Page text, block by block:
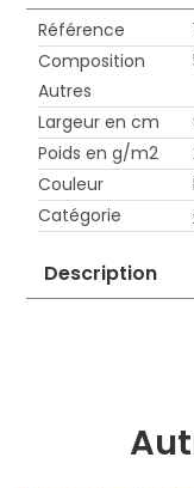
Référence
Composition
Autres
Largeur en cm
Poids en g/m2
Couleur
Catégorie
Description